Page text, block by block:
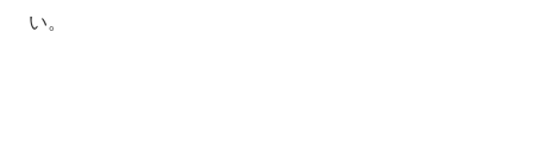
い。